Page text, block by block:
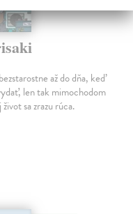
až do dňa, keď
len tak mimochodom
sa zrazu rúca.